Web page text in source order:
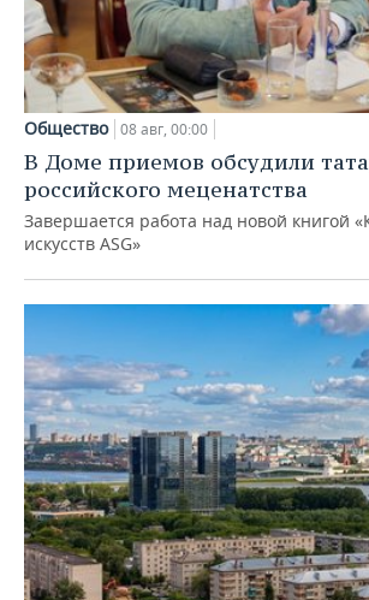
Общество 08 авг, 00:00
В Доме приемов обсудили
российского меценатства
Завершается работа над новой книгой
искусств ASG»